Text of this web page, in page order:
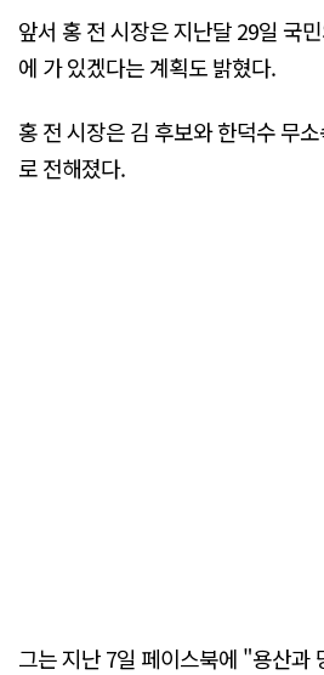
앞서 홍 전 시장은 지난달 29일 국
에 가 있겠다는 계획도 밝혔다.
홍 전 시장은 김 후보와 한덕수 무
로 전해졌다.
그는 지난 7일 페이스북에 "용산과